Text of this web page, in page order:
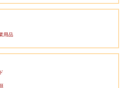
用品